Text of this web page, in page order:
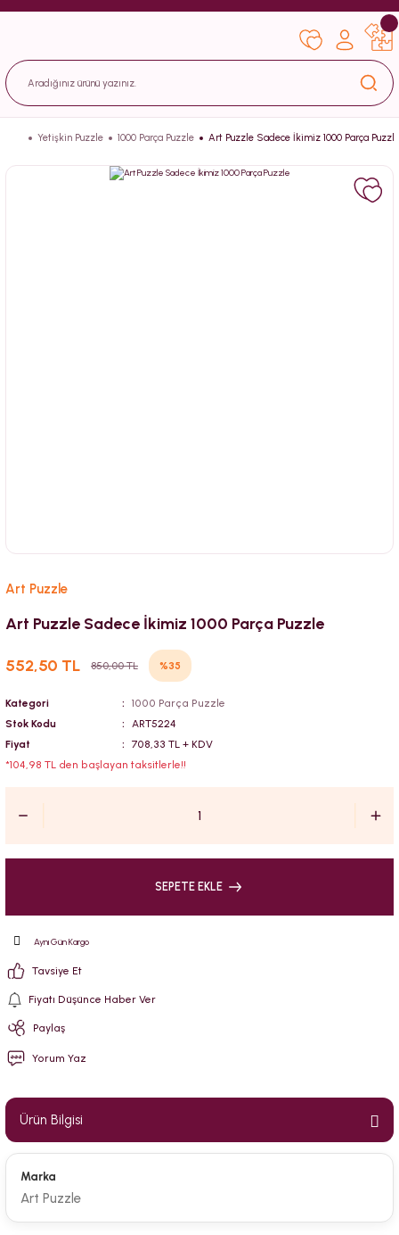
Yetişkin Puzzle 1000 Parça Puzzle Art Puzzle Sadece İkimiz 1000 Parça Puzzle
Art Puzzle
Art Puzzle Sadece İkimiz 1000 Parça Puzzle
552,50 TL 850,00 TL %35
Kategori
1000 Parça Puzzle
Stok Kodu
ART5224
Fiyat
708,33 TL + KDV
*104,98 TL den başlayan taksitlerle!!
SEPETE EKLE
Aynı Gün Kargo
Tavsiye Et
Fiyatı Düşünce Haber Ver
Paylaş
Yorum Yaz
Ürün Bilgisi
Marka
Art Puzzle